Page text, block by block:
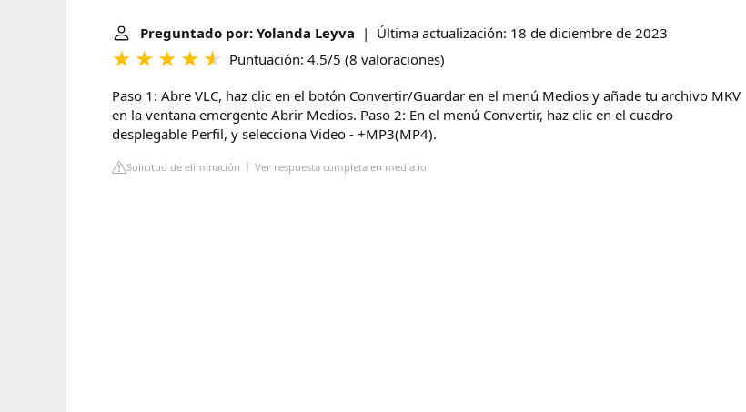
Preguntado por: Yolanda Leyva | Última actualización: 18 de diciembre de 2023
Puntuación: 4.5/5 (8 valoraciones)
Paso 1: Abre VLC, haz clic en el botón Convertir/Guardar en el menú Medios y añade tu archivo MKV
en la ventana emergente Abrir Medios. Paso 2: En el menú Convertir, haz clic en el cuadro
desplegable Perfil, y selecciona Video - +MP3(MP4).
Solicitud de eliminación Ver respuesta completa en media.io